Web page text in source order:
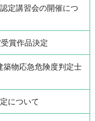
定講習会の開催につ
賞作品決定
築物応急危険度判定士
について